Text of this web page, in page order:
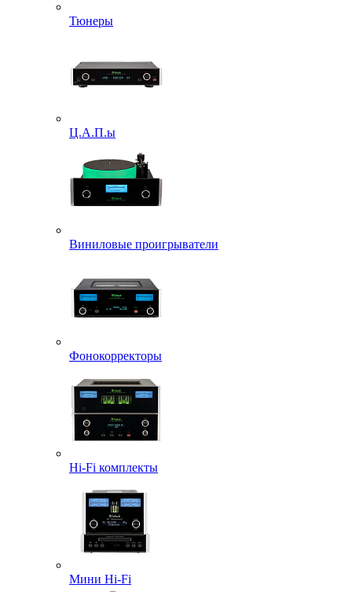
Тюнеры
Ц.А.П.ы
Виниловые проигрыватели
Фонокорректоры
Hi-Fi комплекты
Мини Hi-Fi